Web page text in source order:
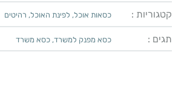
קטגוריות : כסאות אוכל, לפינת האוכל, רהיטים
תגים : כסא מפנק למשרד, כסא משרד